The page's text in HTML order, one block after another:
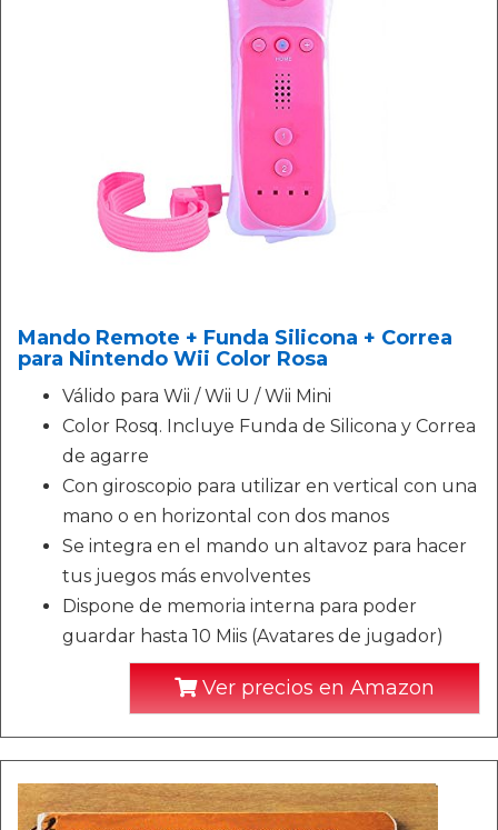
Mando Remote + Funda Silicona + Correa
para Nintendo Wii Color Rosa
Válido para Wii / Wii U / Wii Mini
Color Rosq. Incluye Funda de Silicona y Correa
de agarre
Con giroscopio para utilizar en vertical con una
mano o en horizontal con dos manos
Se integra en el mando un altavoz para hacer
tus juegos más envolventes
Dispone de memoria interna para poder
guardar hasta 10 Miis (Avatares de jugador)
Ver precios en Amazon